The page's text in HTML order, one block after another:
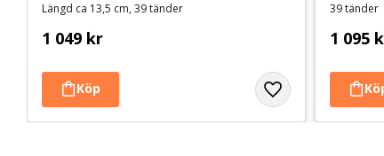
Längd ca 13,5 cm, 39 tänder
1 049 kr
39 tänder
1 095